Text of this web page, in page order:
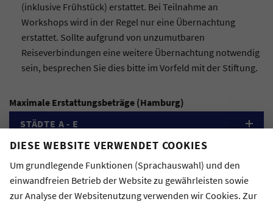
DIESE WEBSITE VERWENDET COOKIES
Um grundlegende Funktionen (Sprachauswahl) und den
einwandfreien Betrieb der Website zu gewährleisten sowie
zur Analyse der Websitenutzung verwenden wir Cookies. Zur
(inklusive Frühstück) erstattet. Bei Teilnahme an
Workshops wird in der Regel nur eine Übernachtung
erstattet. Sollte aufgrund von unzumutbaren
Reiseverbindungen eine weitere Übernachtung notwendig
sein, besprechen Sie dies bitte im Vorfeld mit der Stiftung.
Maximale Erstattungsbeträge (Hamburg)
STÄDTE A - E
STÄDTE F - L
STÄDTE M - R
STÄDTE S - Z